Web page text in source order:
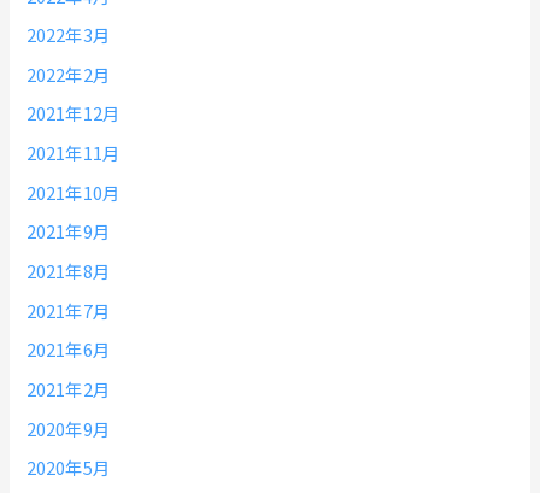
2022年3月
2022年2月
2021年12月
2021年11月
2021年10月
2021年9月
2021年8月
2021年7月
2021年6月
2021年2月
2020年9月
2020年5月